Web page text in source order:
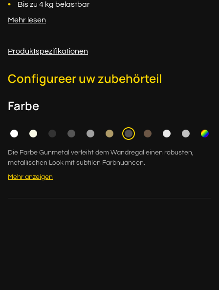
Bis zu 4 kg belastbar
Mehr lesen
Produktspezifikationen
Configureer uw zubehörteil
Farbe
Die Farbe Gunmetal verleiht dem Wandregal einen robusten,
metallischen Look mit subtilen Farbnuancen.
Mehr anzeigen